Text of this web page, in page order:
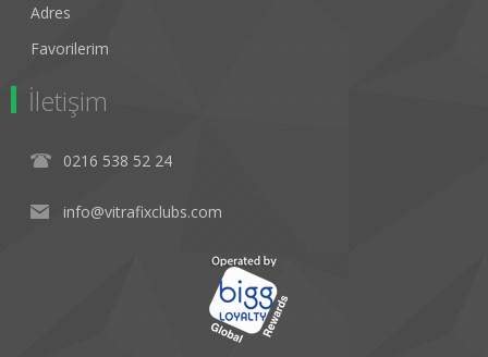
Adres
Favorilerim
İletişim
0216 538 52 24
info@vitrafixclubs.com